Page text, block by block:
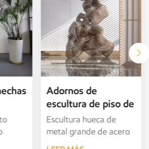
de
Adornos de
escultura de piso de
piedra Taihu huecos
de acero inoxidable
personalizados
Escultura hueca de
metal grande de acero
inoxidable, adornos